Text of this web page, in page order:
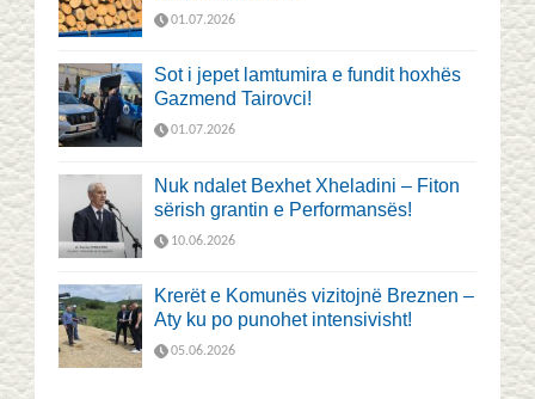
01.07.2026
Sot i jepet lamtumira e fundit hoxhës
Gazmend Tairovci!
01.07.2026
Nuk ndalet Bexhet Xheladini – Fiton
sërish grantin e Performansës!
10.06.2026
Krerët e Komunës vizitojnë Breznen –
Aty ku po punohet intensivisht!
05.06.2026